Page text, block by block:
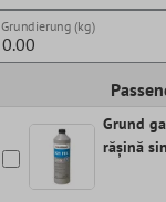
Grundierung (kg)
Grund
rășină